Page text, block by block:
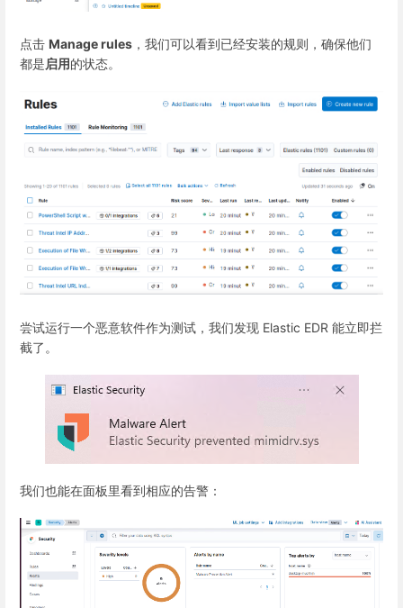
点击 Manage rules ，我们可以看到已经安装的规则，确保他们
都是启用的状态。
尝试运行一个恶意软件作为测试，我们发现 Elastic EDR 能立即拦
截了。
我们也能在面板里看到相应的告警：